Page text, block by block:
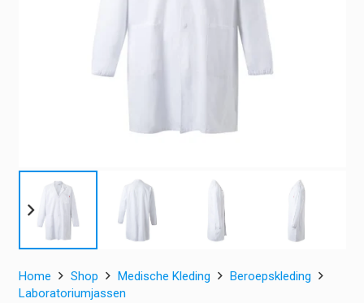
Home Shop Medische Kleding
Beroepskleding
Laboratoriumjassen